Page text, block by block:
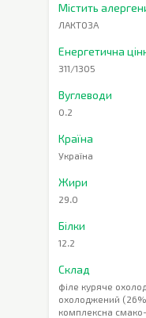
Містить
ЛАКТОЗА
Енергетична
311/1305
Вуглеводи
0.2
Країна
Україна
Жири
29.0
Білки
12.2
Склад
філе куряче
охолоджений
комплексна